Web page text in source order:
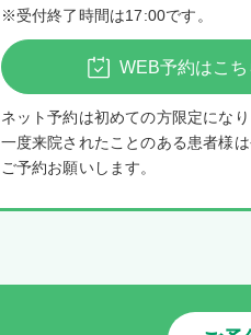
※受付終了時間は17:00です。
WEB予約はこち
ネット予約は初めての方限定になり
一度来院されたことのある患者様
ご予約お願いします。